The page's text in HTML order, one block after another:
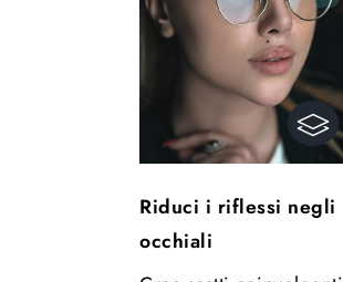
Riduci i riflessi negli
occhiali